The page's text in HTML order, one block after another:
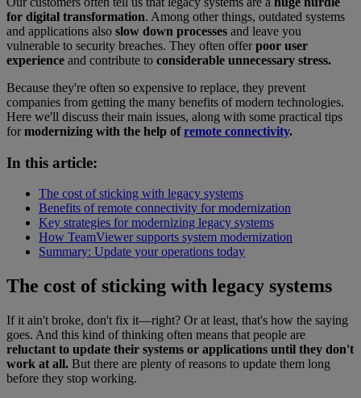
for digital transformation. Among other things, outdated systems
and applications also slow down processes and leave you
vulnerable to security breaches. They often offerpoor user
experience and contribute to considerable unnecessary stress.
Because they're often so expensive to replace, they prevent
companies from getting the many benefits of modern technologies.
Here we'll discuss their main issues, along with some practical tips
formodernizing with the help ofremote connectivity.
In this article:
The cost of sticking with legacy systems
Benefits of remote connectivity for modernization
Key strategies for modernizing legacy systems
How TeamViewer supports system modernization
Summary: Update your operations today
The cost of sticking with legacy systems
If it ain't broke, don't fix it—right? Or at least, that's how the saying
goes. And this kind of thinking often means that people are
reluctant to update their systems or applications until they don't
work at all. But there are plenty of reasons to update them long
before they stop working.